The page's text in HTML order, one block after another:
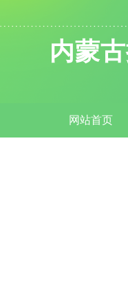
内蒙
网站首页